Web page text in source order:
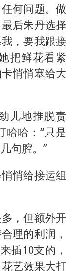
何问题。做
后朱丹选择
，要我跟接
把鲜花看紧
悄悄塞给大
儿地推脱责
哈哈：“只是
句腔。”
悄给接运组
，但额外开
理的利润，
插10支的，
艺效果大打